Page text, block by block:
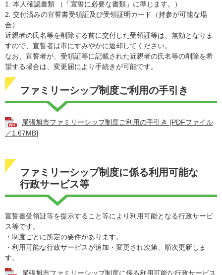
1. 本人確認書類 （「宣誓に必要な書類」に準じます。）
2. 交付済みの宣誓書受領証及び受領証明カード（持参が可能な場
合）
近親者の氏名等を削除する前に交付した受領証等は、無効となりま
すので、宣誓者は市にすみやかに返却してください。
なお、宣誓者が、受領証等に記載された近親者の氏名等の削除を希
望する場合は、変更届により手続きが可能です。
ファミリーシップ制度ご利用の手引き
尾張旭市ファミリーシップ制度ご利用の手引き [PDFファイル
／1.67MB]
ファミリーシップ制度に係る利用可能な
行政サービス等
宣誓書受領証等を提示すること等により利用可能となる行政サービ
ス等です。
・制度ごとに所定の要件があります。
・利用可能な行政サービスが追加・変更され次第、順次更新しま
す。
尾張旭市ファミリーシップ制度に係る利用可能な行政サービス